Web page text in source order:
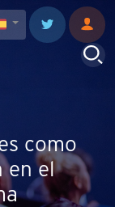
como
en el